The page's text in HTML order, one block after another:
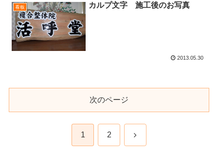
看板 カルプ文字 施工後のお写真
2013.05.30
次のページ
1 2 次